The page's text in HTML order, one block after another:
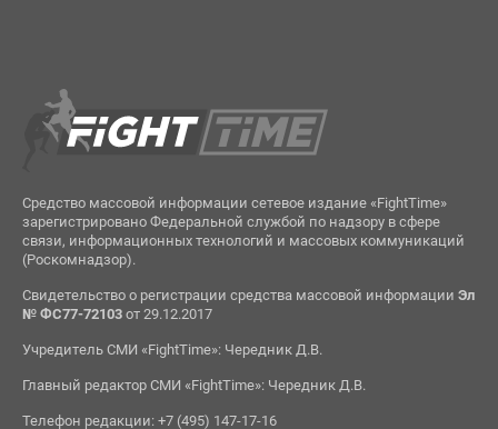
Средство массовой информации сетевое издание «FightTime»
зарегистрировано Федеральной службой по надзору в сфере
связи, информационных технологий и массовых коммуникаций
(Роскомнадзор).
Свидетельство о регистрации средства массовой информации Эл
№ ФС77-72103от 29.12.2017
Учредитель СМИ «FightTime»: Чередник Д.В.
Главный редактор СМИ «FightTime»: Чередник Д.В.
Телефон редакции: +7 (495) 147-17-16